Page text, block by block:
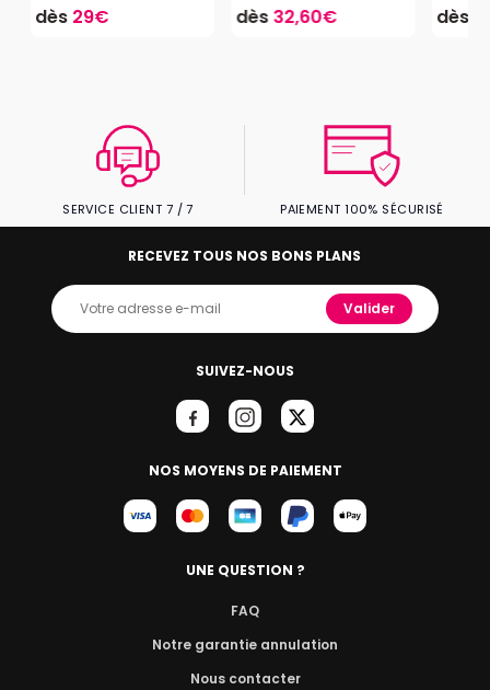
dès 29€ dès32,60€ dès
SERVICE CLIENT 7 / 7 PAIEMENT 100% SÉCURISÉ
SUIVEZ-NOUS
NOS MOYENS DE PAIEMENT
RECEVEZ TOUS NOS BONS PLANS
Valider
UNE QUESTION ?
FAQ
Notre garantie annulation
Nous contacter